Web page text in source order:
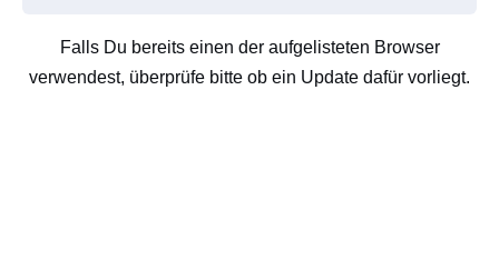
Falls Du bereits einen der aufgelisteten Browser
verwendest, überprüfe bitte ob ein Update dafür vorliegt.